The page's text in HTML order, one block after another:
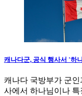
캐나다군, 공식 행사서 '하
캐나다 국방부가 군
사에서 하나님이나